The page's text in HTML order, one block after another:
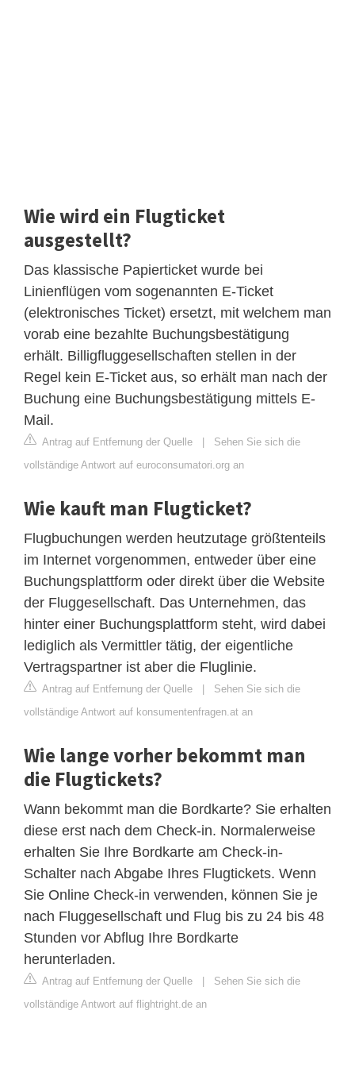
Wie wird ein Flugticket
ausgestellt?
Das klassische Papierticket wurde bei
Linienflügen vom sogenannten E-Ticket
(elektronisches Ticket) ersetzt, mit welchem man
vorab eine bezahlte Buchungsbestätigung
erhält. Billigfluggesellschaften stellen in der
Regel kein E-Ticket aus, so erhält man nach der
Buchung eine Buchungsbestätigung mittels E-
Mail.
Antrag auf Entfernung der Quelle | Sehen Sie sich die
vollständige Antwort auf euroconsumatori.org an
Wie kauft man Flugticket?
Flugbuchungen werden heutzutage größtenteils
im Internet vorgenommen, entweder über eine
Buchungsplattform oder direkt über die Website
der Fluggesellschaft. Das Unternehmen, das
hinter einer Buchungsplattform steht, wird dabei
lediglich als Vermittler tätig, der eigentliche
Vertragspartner ist aber die Fluglinie.
Antrag auf Entfernung der Quelle | Sehen Sie sich die
vollständige Antwort auf konsumentenfragen.at an
Wie lange vorher bekommt man
die Flugtickets?
Wann bekommt man die Bordkarte? Sie erhalten
diese erst nach dem Check-in. Normalerweise
erhalten Sie Ihre Bordkarte am Check-in-
Schalter nach Abgabe Ihres Flugtickets. Wenn
Sie Online Check-in verwenden, können Sie je
nach Fluggesellschaft und Flug bis zu 24 bis 48
Stunden vor Abflug Ihre Bordkarte
herunterladen.
Antrag auf Entfernung der Quelle | Sehen Sie sich die
vollständige Antwort auf flightright.de an